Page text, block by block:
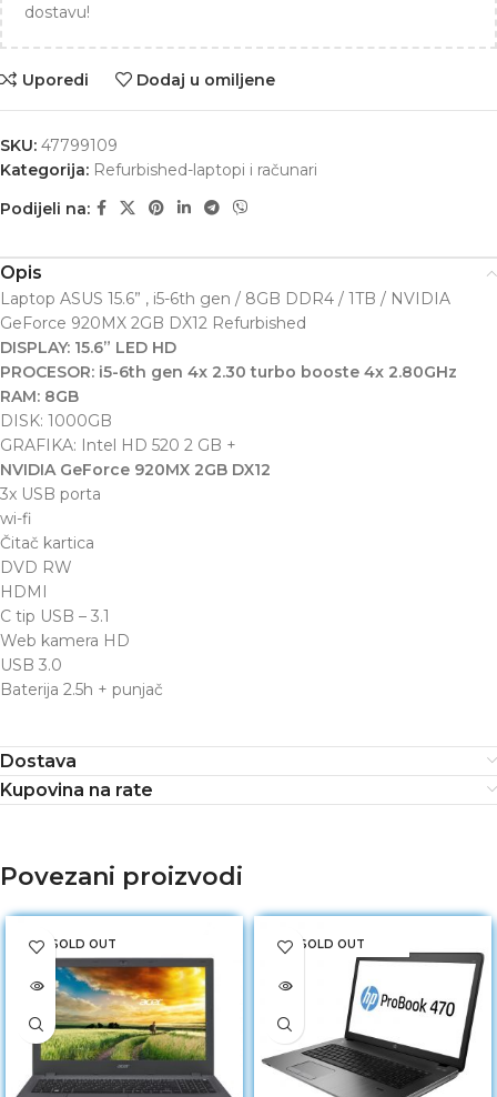
dostavu!
Uporedi Dodaj u omiljene
SKU: 47799109
Kategorija: Refurbished-laptopi i računari
Podijeli na:
Opis
Laptop ASUS 15.6” , i5-6th gen / 8GB DDR4 / 1TB / NVIDIA
GeForce 920MX 2GB DX12 Refurbished
DISPLAY: 15.6” LED HD
PROCESOR: i5-6th gen 4x 2.30 turbo booste 4x 2.80GHz
RAM: 8GB
DISK: 1000GB
GRAFIKA: Intel HD 520 2 GB +
NVIDIA GeForce 920MX 2GB DX12
3x USB porta
wi-fi
Čitač kartica
DVD RW
HDMI
C tip USB – 3.1
Web kamera HD
USB 3.0
Baterija 2.5h + punjač
Dostava
Kupovina na rate
Povezani proizvodi
SOLD OUT SOLD OUT